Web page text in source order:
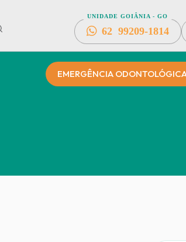
UNIDADE GOIÂNIA - GO
62 99209-1814
EMERGÊNCIA